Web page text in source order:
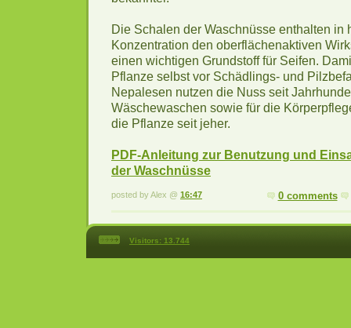
Die Schalen der Waschnüsse enthalten in
Konzentration den oberflächenaktiven
einen wichtigen Grundstoff für Seifen.
Pflanze selbst vor Schädlings- und
Nepalesen nutzen die Nuss seit
Wäschewaschen sowie für die
die Pflanze seit jeher.
PDF-Anleitung zur Benutzung und
der Waschnüsse
posted by Alex @ 16:47 0 comments
Visitors: 13.744